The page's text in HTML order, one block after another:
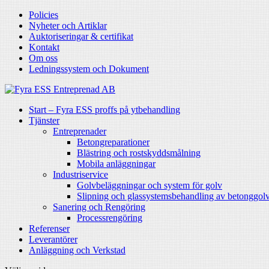
Policies
Nyheter och Artiklar
Auktoriseringar & certifikat
Kontakt
Om oss
Ledningssystem och Dokument
Start – Fyra ESS proffs på ytbehandling
Tjänster
Entreprenader
Betongreparationer
Blästring och rostskyddsmålning
Mobila anläggningar
Industriservice
Golvbeläggningar och system för golv
Slipning och glassystemsbehandling av
Sanering och Rengöring
Processrengöring
Referenser
Leverantörer
Anläggning och Verkstad